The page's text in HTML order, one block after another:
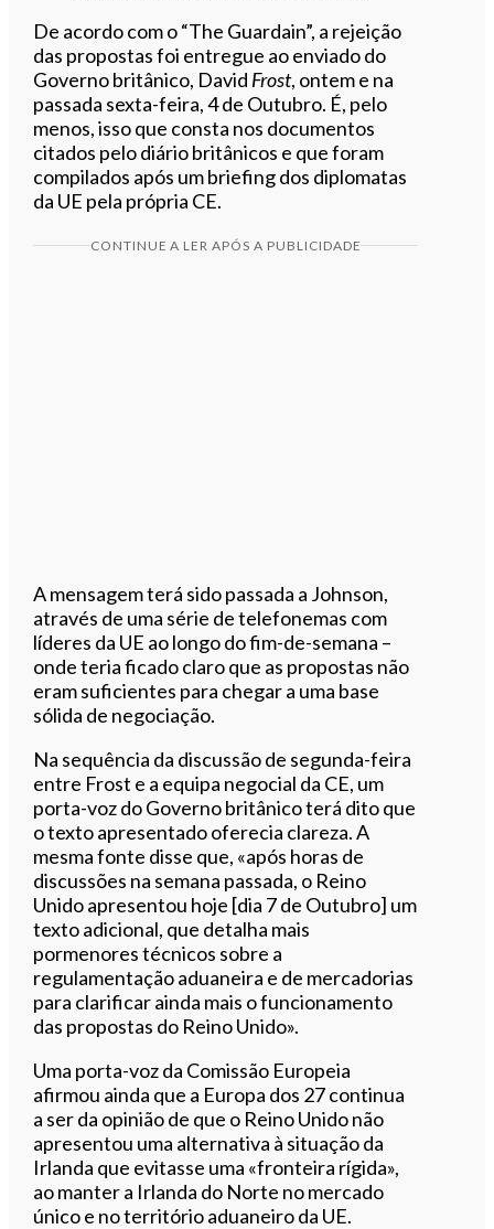
De acordo com o “The Guardain”, a rejeição
das propostas foi entregue ao enviado do
Governo britânico, David Frost, ontem e na
passada sexta-feira, 4 de Outubro. É, pelo
menos, isso que consta nos documentos
citados pelo diário britânicos e que foram
compilados após um briefing dos diplomatas
da UE pela própria CE.
CONTINUE A LER APÓS A PUBLICIDADE
A mensagem terá sido passada a Johnson,
através de uma série de telefonemas com
líderes da UE ao longo do fim-de-semana –
onde teria ficado claro que as propostas não
eram suficientes para chegar a uma base
sólida de negociação.
Na sequência da discussão de segunda-feira
entre Frost e a equipa negocial da CE, um
porta-voz do Governo britânico terá dito que
o texto apresentado oferecia clareza. A
mesma fonte disse que, «após horas de
discussões na semana passada, o Reino
Unido apresentou hoje [dia 7 de Outubro] um
texto adicional, que detalha mais
pormenores técnicos sobre a
regulamentação aduaneira e de mercadorias
para clarificar ainda mais o funcionamento
das propostas do Reino Unido».
Uma porta-voz da Comissão Europeia
afirmou ainda que a Europa dos 27 continua
a ser da opinião de que o Reino Unido não
apresentou uma alternativa à situação da
Irlanda que evitasse uma «fronteira rígida»,
ao manter a Irlanda do Norte no mercado
único e no território aduaneiro da UE.